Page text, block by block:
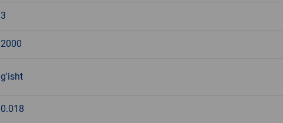
3
2000
g'isht
0.018